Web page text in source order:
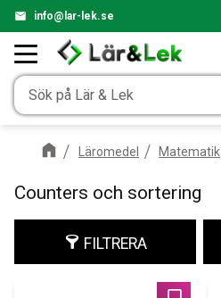
info@lar-lek.se
Läromedel Matematik
Counters och sortering
FILTRERA